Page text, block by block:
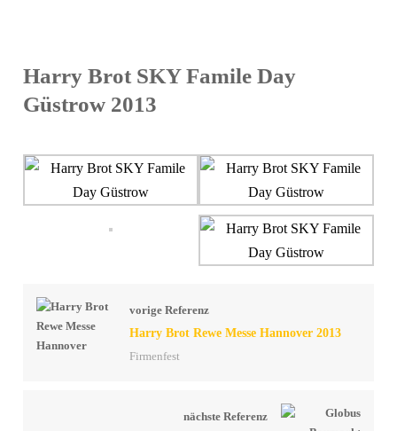
Harry Brot SKY Famile Day
Güstrow 2013
vorige Referenz
Harry Brot Rewe Messe Hannover 2013
Firmenfest
nächste Referenz